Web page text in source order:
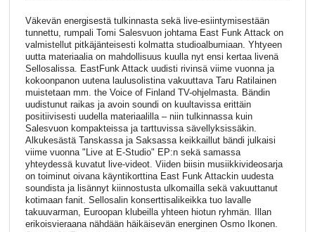
Väkevän energisestä tulkinnasta sekä live-esiintymisestään
tunnettu, rumpali Tomi Salesvuon johtama East Funk Attack on
valmistellut pitkäjänteisesti kolmatta studioalbumiaan. Yhtyeen
uutta materiaalia on mahdollisuus kuulla nyt ensi kertaa livenä
Sellosalissa. EastFunk Attack uudisti rivinsä viime vuonna ja
kokoonpanon uutena laulusolistina vakuuttava Taru Ratilainen
muistetaan mm. the Voice of Finland TV-ohjelmasta. Bändin
uudistunut raikas ja avoin soundi on kuultavissa erittäin
positiivisesti uudella materiaalilla – niin tulkinnassa kuin
Salesvuon kompakteissa ja tarttuvissa sävellyksissäkin.
Alkukesästä Tanskassa ja Saksassa keikkaillut bändi julkaisi
viime vuonna "Live at E-Studio" EP:n sekä samassa
yhteydessä kuvatut live-videot. Viiden biisin musiikkivideosarja
on toiminut oivana käyntikorttina East Funk Attackin uudesta
soundista ja lisännyt kiinnostusta ulkomailla sekä vakuuttanut
kotimaan fanit. Sellosalin konserttisalikeikka tuo lavalle
takuuvarman, Euroopan klubeilla yhteen hiotun ryhmän. Illan
erikoisvieraana nähdään häikäisevän energinen Osmo Ikonen.